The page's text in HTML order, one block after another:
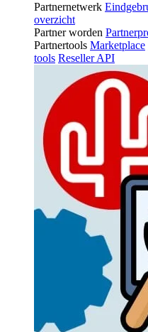
Partnernetwerk
overzicht
Partner worden
Partnertools Marketplace
tools Reseller API